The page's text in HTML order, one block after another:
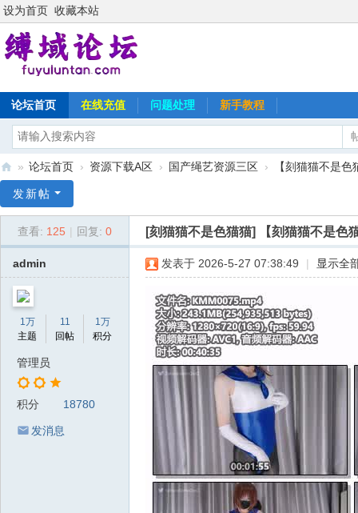
设为首页 收藏本站
论坛首页 在线充值 问题处理 新手教程
域
» 论坛首页 › 资源下载A区 › 国产绳艺资源三区 › 【刻猫猫不是
发新帖
查看: 125 回复: 0 [刻猫猫不是色猫猫] 【刻猫猫不是色
admin
1万
主题
11
回帖
1万
积分
管理员
积分 18780
发消息
发表于 2026-5-27 07:38:49 显示全